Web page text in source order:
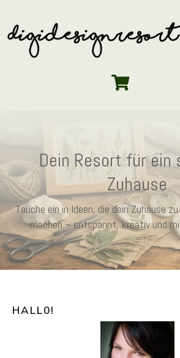
Dein Resort für ein
Zuhause
Tauche ein in Ideen, die dein Zuhause
machen – entspannt, kreativ und
HALL0!